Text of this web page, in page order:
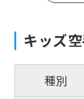
キッズ
種別